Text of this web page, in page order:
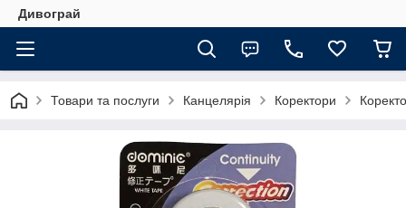
Дивограй
Товари та послуги Канцелярія Коректори